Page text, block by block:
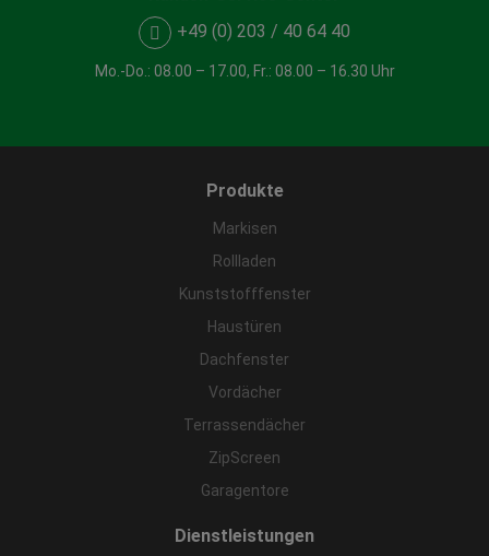
+49 (0) 203 / 40 64 40
Mo.-Do.: 08.00 – 17.00, Fr.: 08.00 – 16.30 Uhr
Produkte
Markisen
Rollladen
Kunststofffenster
Haustüren
Dachfenster
Vordächer
Terrassendächer
ZipScreen
Garagentore
Dienstleistungen